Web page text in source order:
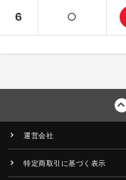
6 ○
運営会社
特定商取引に基づく表示